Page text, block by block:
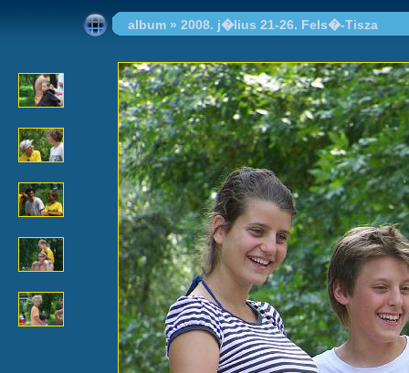
album » 2008. j�lius 21-26. Fels�-Tisza